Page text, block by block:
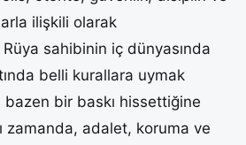
ilişkili olarak
sahibinin iç dünyasında
belli kurallara uymak
bir baskı hissettiğine
zamanda, adalet, koruma ve